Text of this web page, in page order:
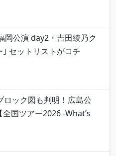
岡公演 day2・吉田綾乃ク
セットリストがコチ
ロック図も判明！広島公
国ツアー2026 -What’s